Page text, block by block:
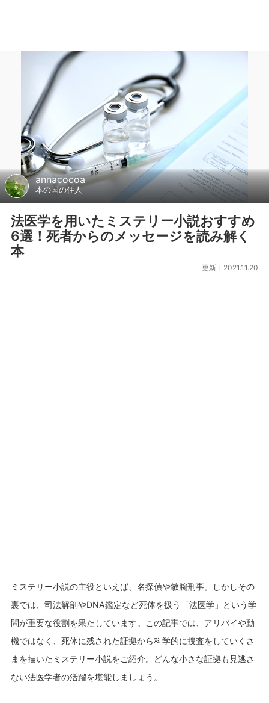
annacocoa
本の国の住人
法医学を用いたミステリー小説おすすめ
6選！死者からのメッセージを読み解く
本
更新：2021.11.20
ミステリー小説の主役といえば、名探偵や敏腕刑事。しかしその
裏では、司法解剖やDNA鑑定など死体を扱う「法医学」という学
問が重要な役割を果たしています。この記事では、アリバイや動
機ではなく、死体に残された証拠から科学的に捜査をしていくさ
まを描いたミステリー小説をご紹介。どんな小さな証拠も見逃さ